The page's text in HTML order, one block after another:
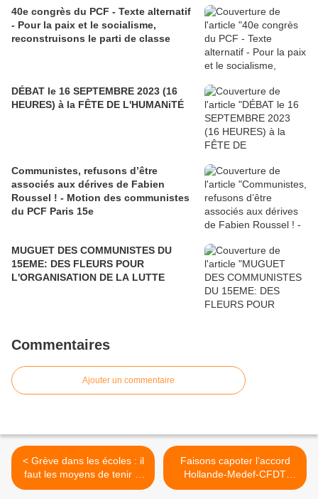
40e congrès du PCF - Texte alternatif
- Pour la paix et le socialisme,
reconstruisons le parti de classe
DÉBAT le 16 SEPTEMBRE 2023 (16
HEURES) à la FÊTE DE L'HUMANiTÉ
Communistes, refusons d’être
associés aux dérives de Fabien
Roussel ! - Motion des communistes
du PCF Paris 15e
MUGUET DES COMMUNISTES DU
15EME: DES FLEURS POUR
L'ORGANISATION DE LA LUTTE
Commentaires
Ajouter un commentaire
< Grève dans les écoles : il
faut les moyens de tenir le
rythme !
Faisons capoter l’accord
Hollande-Medef-CFDT
contre les salariés! >